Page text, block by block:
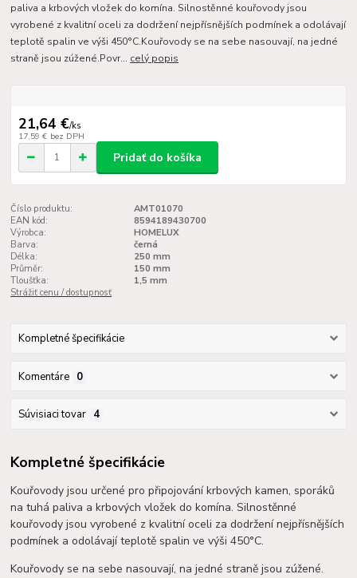
paliva a krbových vložek do komína. Silnostěnné kouřovody jsou
vyrobené z kvalitní oceli za dodržení nejpřísnějších podmínek a odolávají
teplotě spalin ve výši 450°C.Kouřovody se na sebe nasouvají, na jedné
straně jsou zúžené.Povr... celý popis
21,64 €/ks
17,59 € bez DPH
Pridať do košíka
Číslo produktu:
AMT01070
EAN kód:
8594189430700
Výrobca:
HOMELUX
Barva:
černá
Délka:
250 mm
Průměr:
150 mm
Tloušťka:
1,5 mm
Strážiť cenu / dostupnosť
Kompletné špecifikácie
Komentáre 0
Súvisiaci tovar 4
Kompletné špecifikácie
Kouřovody jsou určené pro připojování krbových kamen, sporáků
na tuhá paliva a krbových vložek do komína. Silnostěnné
kouřovody jsou vyrobené z kvalitní oceli za dodržení nejpřísnějších
podmínek a odolávají teplotě spalin ve výši 450°C.
Kouřovody se na sebe nasouvají, na jedné straně jsou zúžené.